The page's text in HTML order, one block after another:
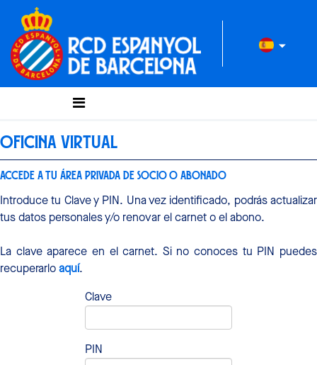
OFICINA VIRTUAL
ACCEDE A TU ÁREA PRIVADA DE SOCIO O ABONADO
Introduce tu Clave y PIN. Una vez identificado, podrás actualizar
tus datos personales y/o renovar el carnet o el abono.
La clave aparece en el carnet. Si no conoces tu PIN puedes
recuperarloaquí.
Clave
PIN